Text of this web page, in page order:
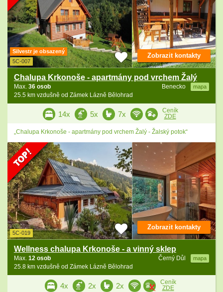
Silvestr je obsazený
5C-007
Chalupa Krkonoše - apartmány pod vrchem Žalý
Benecko mapa
Max. 36 osob
25.5 km vzdušně od Zámek Lázně Bělohrad
Zobrazit kontakty
14x 5x 7x
Ceník
ZDE
„Chalupa Krkonoše - apartmány pod vrchem Žalý - Žalský potok“
5C-019
Wellness chalupa Krkonoše - a vinný sklep
Černý Důl mapa
Max. 12 osob
25.8 km vzdušně od Zámek Lázně Bělohrad
Zobrazit kontakty
4x 2x 2x
Ceník
ZDE